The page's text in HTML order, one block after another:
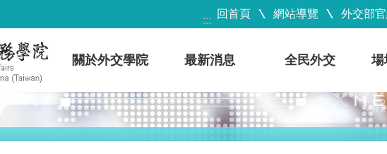
:::
回首頁 網站導覽 外交部
關於外交學院 最新消息 全民外交 場